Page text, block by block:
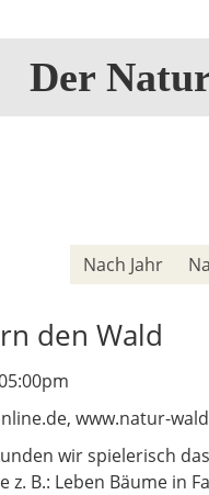
Der
Nach Jahr
den Wald
www.natur-
wir spielerisch
z. B.: Leben Bäume in